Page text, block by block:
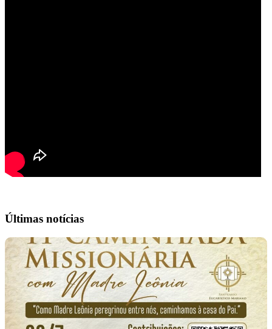
Últimas notícias